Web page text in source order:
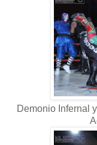
Demonio Infernal